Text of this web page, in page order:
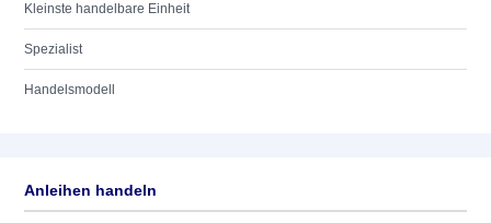
Kleinste handelbare Einheit
Spezialist
Handelsmodell
Anleihen handeln